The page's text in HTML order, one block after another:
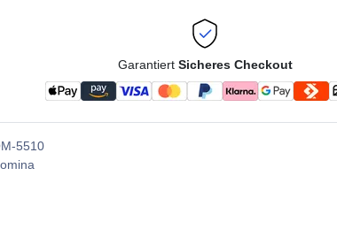
Garantiert Sicheres Checkout
5510